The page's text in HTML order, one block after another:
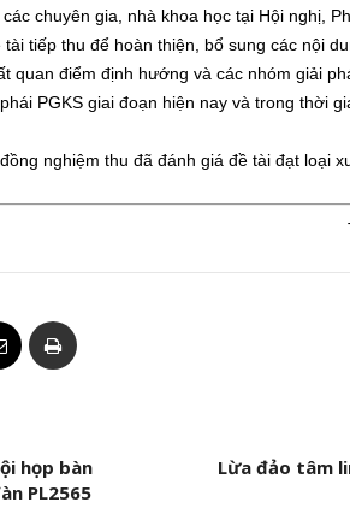
chuyên gia, nhà khoa học tại Hội nghị,
tiếp thu để hoàn thiện, bổ sung các nội
quan điểm định hướng và các nhóm giải
PGKS giai đoạn hiện nay và trong thời
nghiệm thu đã đánh giá đề tài đạt loại
họp bàn
PL2565
Lừa đảo tâm